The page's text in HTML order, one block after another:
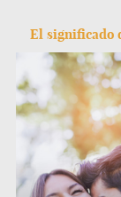
El significado